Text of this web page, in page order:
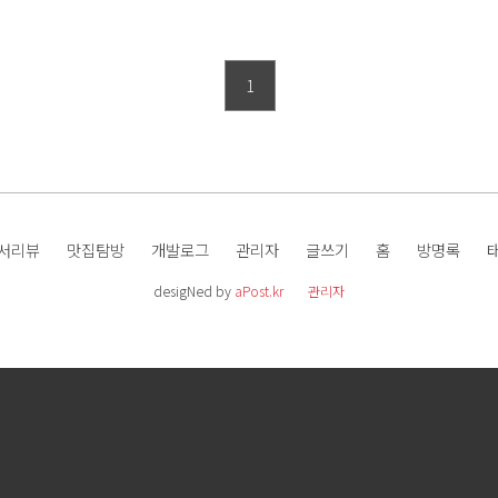
1
리뷰 맛집탐방 개발로그 관리자 글쓰기 홈 방명록
desigNed by aPost.kr 관리자